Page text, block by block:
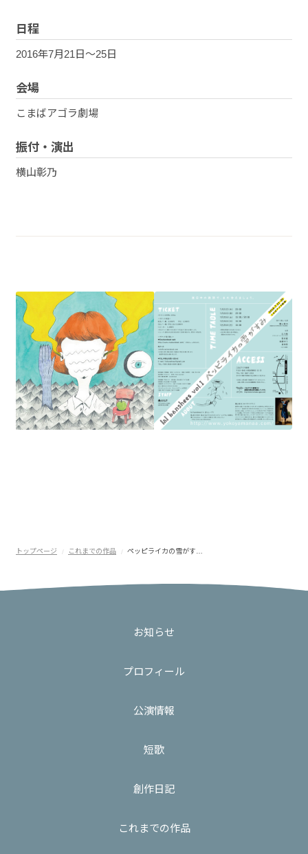
日程
2016年7月21日〜25日
会場
こまばアゴラ劇場
振付・演出
横山彰乃
トップページ これまでの作品 ペッピライカの雪がす…
お知らせ
プロフィール
公演情報
短歌
創作日記
これまでの作品